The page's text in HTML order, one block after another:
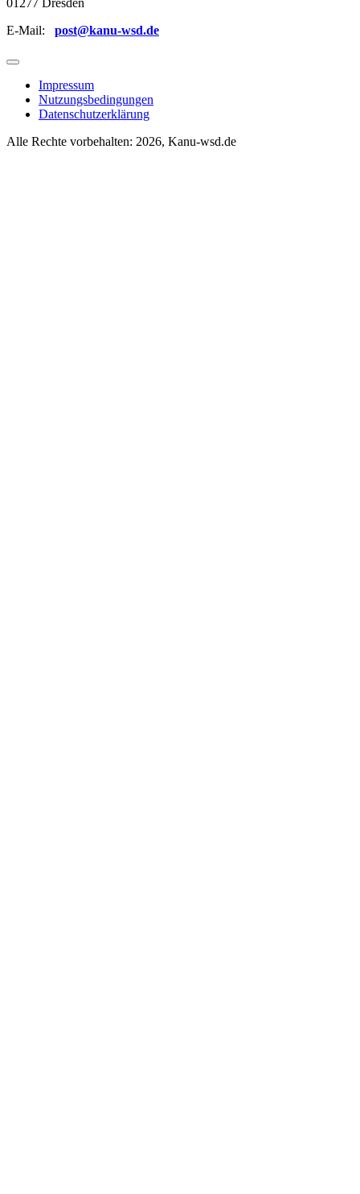
E-Mail: post@kanu-wsd.de
Impressum
Nutzungsbedingungen
Datenschutzerklärung
Alle Rechte vorbehalten: 2026, Kanu-wsd.de